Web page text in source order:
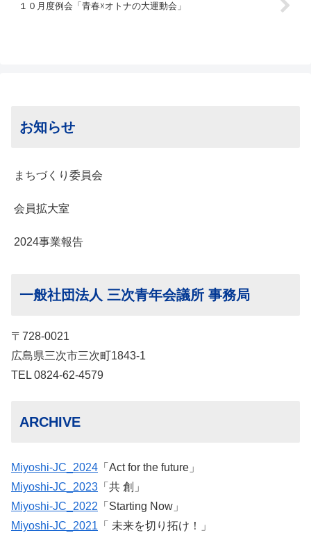
１０月度例会「青春☓オトナの大運動会」
お知らせ
まちづくり委員会
会員拡大室
2024事業報告
一般社団法人 三次青年会議所 事務局
〒728-0021
広島県三次市三次町1843-1
TEL 0824-62-4579
ARCHIVE
Miyoshi-JC_2024 「Act for the future」
Miyoshi-JC_2023 「共 創」
Miyoshi-JC_2022 「Starting Now」
Miyoshi-JC_2021 「 未来を切り拓け！」